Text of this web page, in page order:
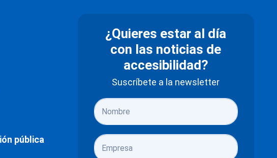
pública
¿Quieres estar al día
con las noticias de
accesibilidad?
Suscríbete a la newsletter